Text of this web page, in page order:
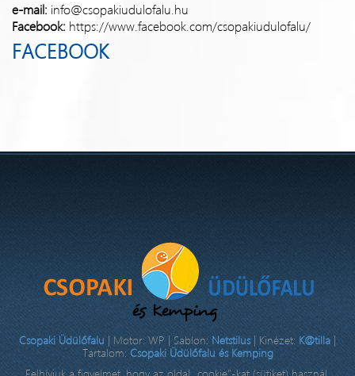
e-mail: info@csopakiudulofalu.hu
Facebook: https://www.facebook.com/csopakiudulofalu/
FACEBOOK
Csopaki Üdülőfalu | Motor: WP | Sablon: Netstilus| Kinézet:K@tilla |
Tartalom: Csopaki Üdülőfalu és Kemping